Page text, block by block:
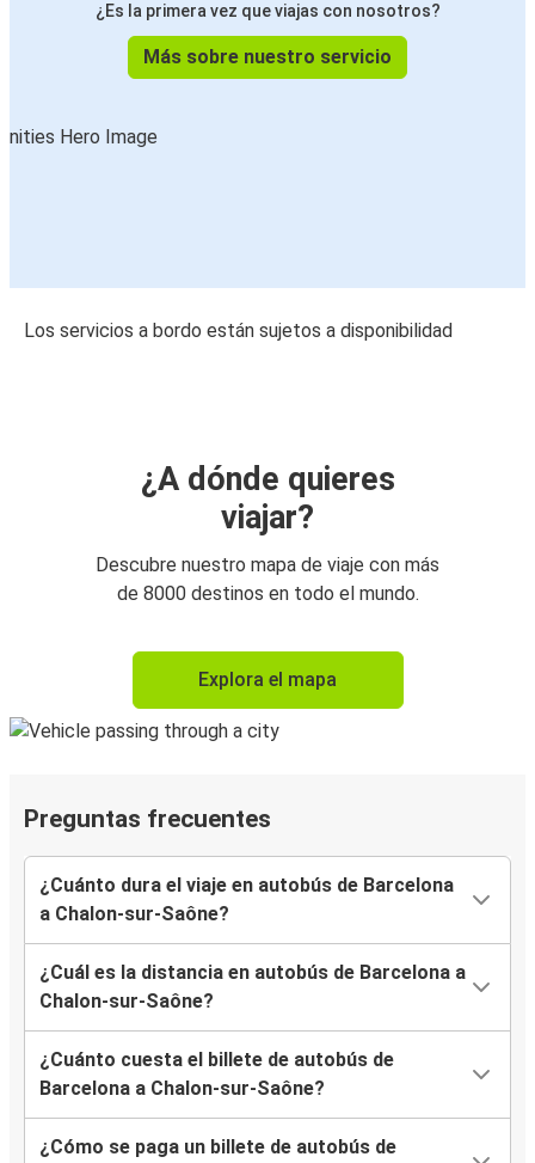
¿Es la primera vez que viajas con nosotros?
Más sobre nuestro servicio
Los servicios a bordo están sujetos a disponibilidad
¿A dónde quieres
viajar?
Descubre nuestro mapa de viaje con más
de 8000 destinos en todo el mundo.
Explora el mapa
Preguntas frecuentes
¿Cuánto dura el viaje en autobús de Barcelona
a Chalon-sur-Saône?
¿Cuál es la distancia en autobús de Barcelona a
Chalon-sur-Saône?
¿Cuánto cuesta el billete de autobús de
Barcelona a Chalon-sur-Saône?
¿Cómo se paga un billete de autobús de